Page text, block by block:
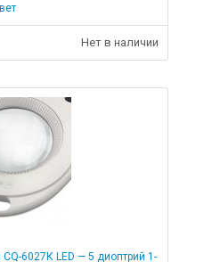
Нет в наличии
6027К LED — 5 диоптрий 1-